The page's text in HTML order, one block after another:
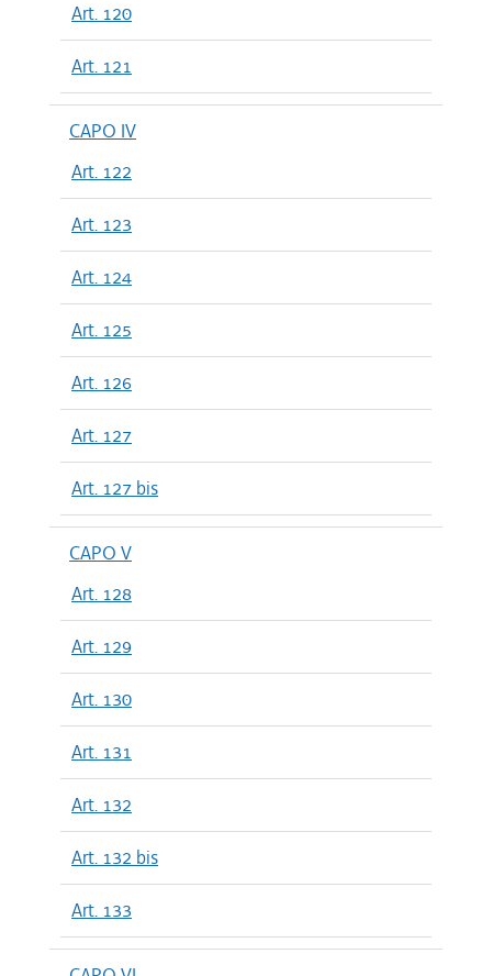
Art. 120
Art. 121
CAPO IV
Art. 122
Art. 123
Art. 124
Art. 125
Art. 126
Art. 127
Art. 127 bis
CAPO V
Art. 128
Art. 129
Art. 130
Art. 131
Art. 132
Art. 132 bis
Art. 133